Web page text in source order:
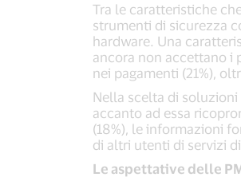
Tra le caratteristiche
strumenti di sicurezza
hardware. Una
ancora non accettano i
nei pagamenti (21%),
Nella scelta di
accanto ad essa
(18%), le informazioni
di altri utenti di servizi
Le aspettative delle